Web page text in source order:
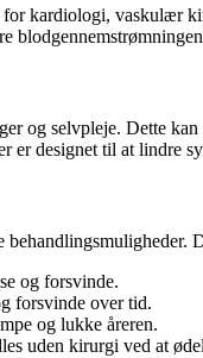
kardiologi, vaskulær
selvpleje. Dette
designet til at lindre
og forsvinde.
forsvinde over tid.
og lukke åreren.
uden kirurgi ved at